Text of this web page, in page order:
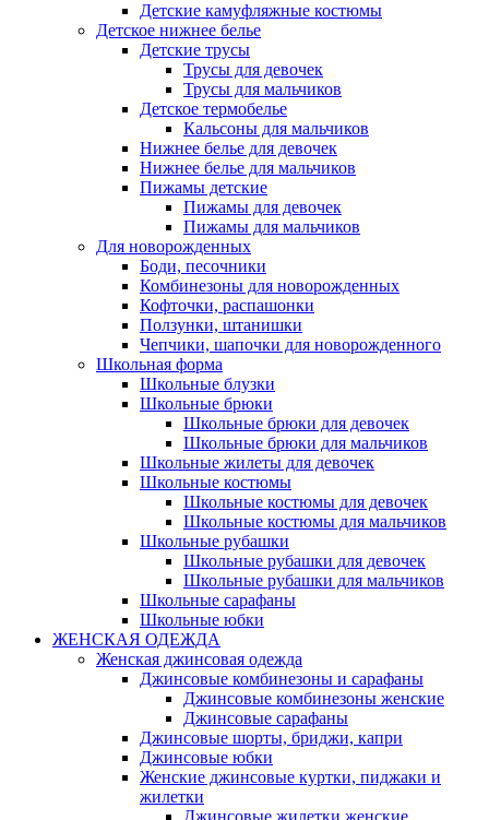
Детские камуфляжные костюмы
Детское нижнее белье
Детские трусы
Трусы для девочек
Трусы для мальчиков
Детское термобелье
Кальсоны для мальчиков
Нижнее белье для девочек
Нижнее белье для мальчиков
Пижамы детские
Пижамы для девочек
Пижамы для мальчиков
Для новорожденных
Боди, песочники
Комбинезоны для новорожденных
Кофточки, распашонки
Ползунки, штанишки
Чепчики, шапочки для новорожденного
Школьная форма
Школьные блузки
Школьные брюки
Школьные брюки для девочек
Школьные брюки для мальчиков
Школьные жилеты для девочек
Школьные костюмы
Школьные костюмы для девочек
Школьные костюмы для мальчиков
Школьные рубашки
Школьные рубашки для девочек
Школьные рубашки для мальчиков
Школьные сарафаны
Школьные юбки
ЖЕНСКАЯ ОДЕЖДА
Женская джинсовая одежда
Джинсовые комбинезоны и сарафаны
Джинсовые комбинезоны женские
Джинсовые сарафаны
Джинсовые шорты, бриджи, капри
Джинсовые юбки
Женские джинсовые куртки, пиджаки и
жилетки
Джинсовые жилетки женские